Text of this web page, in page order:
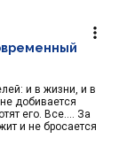
и в жизни, и в
добивается
его. Все.... За
и не бросается